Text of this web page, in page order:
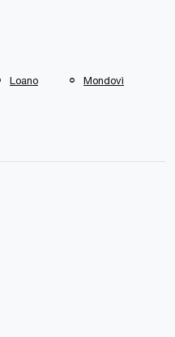
Loano Mondovì